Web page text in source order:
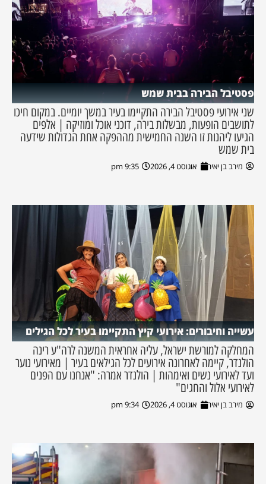
פסטיבל הבירה בבית שמש
שני אירועי פסטיבל הבירה התקיימו בעיר במשך יומיים. במקום חיכו
לתושבים הופעות, מבשלות בירה, דוכני אוכל ומוזיקה | אלפים
הגיעו ליהנות זו השנה החמישית מההפקה אחת הגדולות שידעה
בית שמש
מירב בן יאיר אוגוסט 4, 2026 9:35 pm
עשייה וחיבורים: אירועי קיץ התקיימו בעיר לכל הגילים
המחלקה למורשת ישראל, עליה אחראית המשנה לרה"ע רינה
הולנדר, קיימה לאחרונה אירועים לכל הגילאים בעיר | מאירועי נוער
ועד לאירועי נשים ואימהות | הולנדר אמרה: "אנחנו עם הפנים
לאירועי אלול והחגים"
מירב בן יאיר אוגוסט 4, 2026 9:34 pm